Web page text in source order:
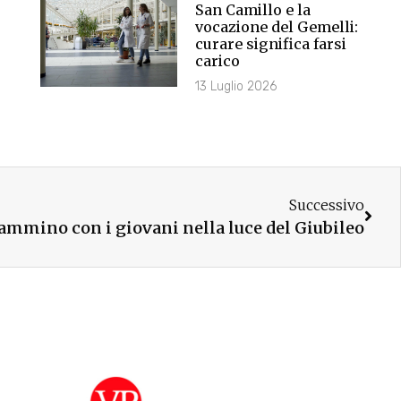
San Camillo e la
vocazione del Gemelli:
curare significa farsi
carico
13 Luglio 2026
Successivo
con i giovani nella luce del Giubileo